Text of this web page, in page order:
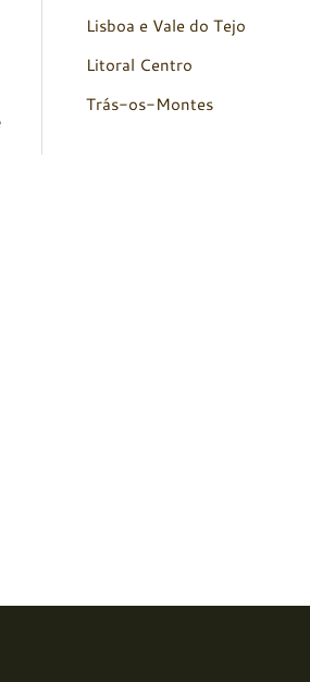
Lisboa e Vale do Tejo
Litoral Centro
Trás-os-Montes